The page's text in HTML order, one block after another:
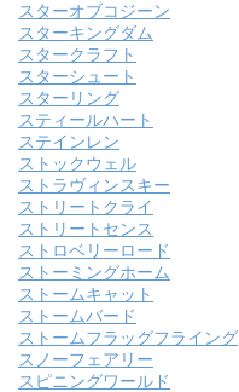
スターオブコジーン
スターキングダム
スタークラフト
スターシュート
スターリング
スティールハート
ステインレン
ストックウェル
ストラヴィンスキー
ストリートクライ
ストリートセンス
ストロベリーロード
ストーミングホーム
ストームキャット
ストームバード
ストームフラッグフライング
スノーフェアリー
スピニングワールド